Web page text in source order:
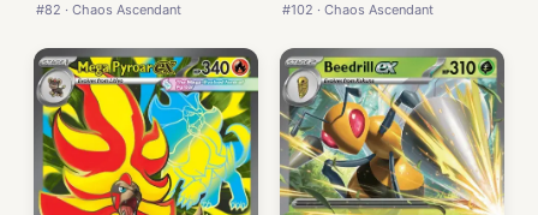
#82 · Chaos Ascendant #102 · Chaos Ascendant